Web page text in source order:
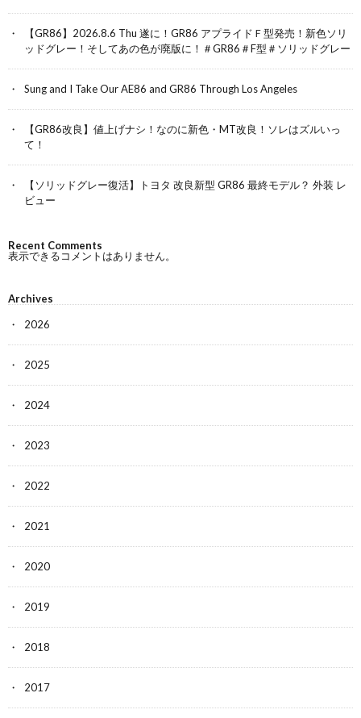
【GR86】2026.8.6 Thu 遂に！GR86 アプライドＦ型発売！新色ソリ
ッドグレー！そしてあの色が廃版に！＃GR86＃F型＃ソリッドグレー
Sung and I Take Our AE86 and GR86 Through Los Angeles
【GR86改良】値上げナシ！なのに新色・MT改良！ソレはズルいっ
て！
【ソリッドグレー復活】トヨタ 改良新型 GR86 最終モデル？ 外装 レ
ビュー
Recent Comments
表示できるコメントはありません。
Archives
2026
2025
2024
2023
2022
2021
2020
2019
2018
2017